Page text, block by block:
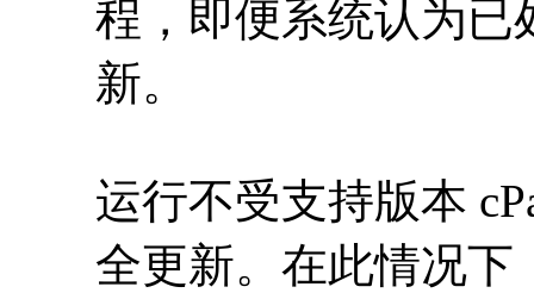
程，即便系统认为已
新。
运行不受支持版本
全更新。在此情况下